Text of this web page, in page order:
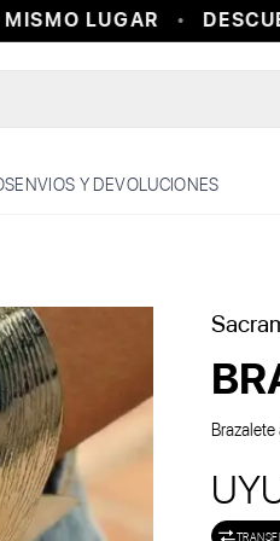
LUGAR
ENVIOS Y DEVOLUCIONES